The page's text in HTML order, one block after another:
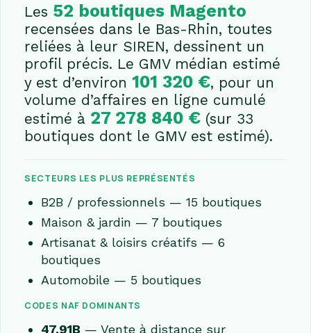
Les 52 boutiques Magento
recensées dans le Bas-Rhin, toutes
reliées à leur SIREN, dessinent un
profil précis. Le GMV médian estimé
y est d’environ101 320 €, pour un
volume d’affaires en ligne cumulé
estimé à 27 278 840 € (sur 33
boutiques dont le GMV est estimé).
SECTEURS LES PLUS REPRÉSENTÉS
B2B / professionnels — 15 boutiques
Maison & jardin — 7 boutiques
Artisanat & loisirs créatifs — 6
boutiques
Automobile — 5 boutiques
CODES NAF DOMINANTS
47.91B — Vente à distance sur